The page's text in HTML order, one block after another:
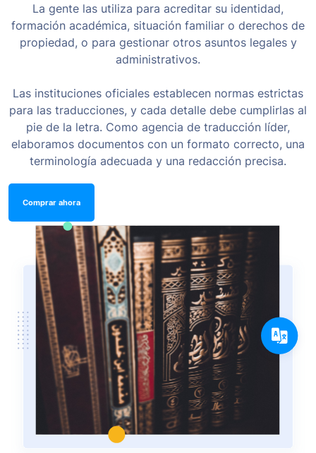
La gente las utiliza para acreditar su identidad,
formación académica, situación familiar o derechos de
propiedad, o para gestionar otros asuntos legales y
administrativos.
Las instituciones oficiales establecen normas estrictas
para las traducciones, y cada detalle debe cumplirlas al
pie de la letra. Como agencia de traducción líder,
elaboramos documentos con un formato correcto, una
terminología adecuada y una redacción precisa.
Comprar ahora